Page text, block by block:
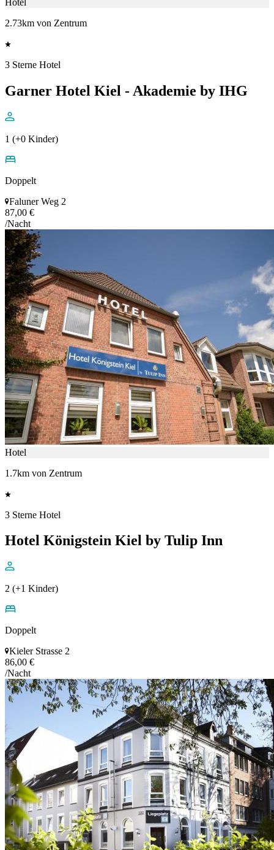
2.73km von Zentrum
3 Sterne Hotel
Garner Hotel Kiel - Akademie by IHG
1 (+0 Kinder)
Doppelt
Faluner Weg 2
87,00 €
/Nacht
Hotel
1.7km von Zentrum
3 Sterne Hotel
Hotel Königstein Kiel by Tulip Inn
2 (+1 Kinder)
Doppelt
Kieler Strasse 2
86,00 €
/Nacht